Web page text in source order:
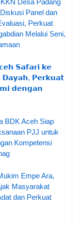
Panel dan
Perkuat
Melalui Seni,
𝗦𝗮𝗳𝗮𝗿𝗶 𝗸𝗲
𝗗𝗮𝘆𝗮𝗵, 𝗣𝗲𝗿𝗸𝘂𝗮𝘁
𝗱𝗲𝗻𝗴𝗮𝗻
BDK Aceh Siap
PJJ untuk
Kompetensi
Empe Ara,
Masyarakat
dan Perkuat